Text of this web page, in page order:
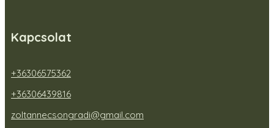
Kapcsolat
+36306575362
+36306439816
zoltannecsongradi@gmail.com